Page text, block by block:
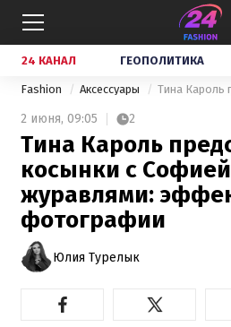
24 КАНАЛ ГЕОПОЛИТИКА
Fashion Аксессуары
2 июня, 09:05 2
Тина Кароль
косынки с
журавлями:
фотографии
Юлия Турелык